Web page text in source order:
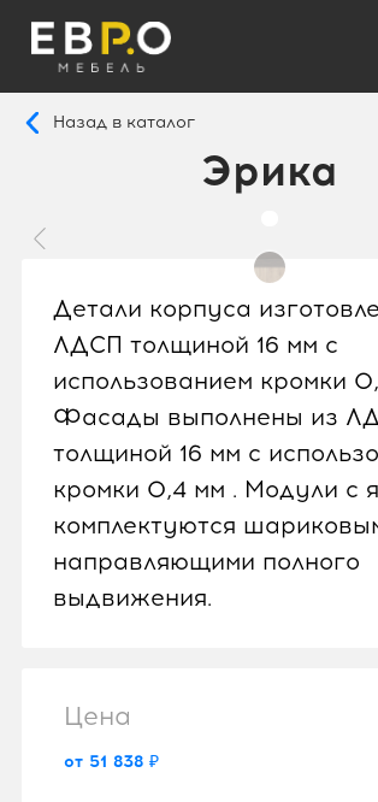
Назад в каталог
Эрика
Детали корпуса
ЛДСП толщиной 16 мм с
использованием кромки
Фасады выполнены из
толщиной 16 мм с
кромки 0,4 мм . Модули с
комплектуются
направляющими полного
выдвижения.
Цена
от 51 838 ₽